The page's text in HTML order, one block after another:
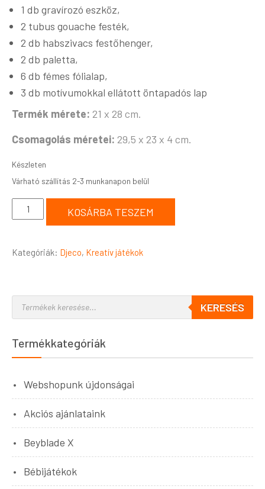
1 db gravírozó eszköz,
2 tubus gouache festék,
2 db habszivacs festőhenger,
2 db paletta,
6 db fémes fólialap,
3 db motívumokkal ellátott öntapadós lap
Termék mérete: 21 x 28 cm.
Csomagolás méretei: 29,5 x 23 x 4 cm.
Készleten
KOSÁRBA TESZEM
Kategóriák: Djeco, Kreatív játékok
KERESÉS
Termékkategóriák
Webshopunk újdonságai
Akciós ajánlataink
Beyblade X
Bébijátékok